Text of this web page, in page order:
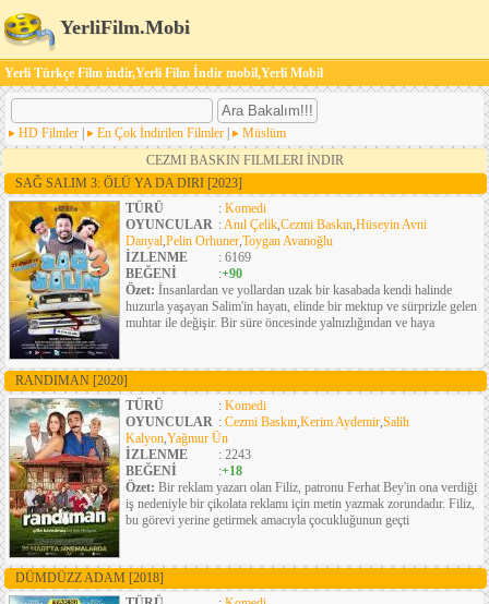
YerliFilm.Mobi
Yerli Türkçe Film indir,Yerli Film İndir mobil,Yerli Mobil
HD Filmler En Çok İndirilen Filmler
Müslüm
CEZMI BASKIN FILMLERI İNDIR
SAĞ SALIM 3: ÖLÜ YA DA DIRI [2023]
TÜRÜ
: Komedi
OYUNCULAR :Anıl Çelik,Cezmi Baskın,Hüseyin Avni
Danyal,Pelin Orhuner,Toygan Avanoğlu
İZLENME
: 6169
BEĞENİ
:+90
Özet: İnsanlardan ve yollardan uzak bir kasabada kendi halinde
huzurla yaşayan Salim'in hayatı, elinde bir mektup ve sürprizle gelen
muhtar ile değişir. Bir süre öncesinde yalnızlığından ve haya
RANDIMAN [2020]
TÜRÜ
: Komedi
OYUNCULAR : Cezmi Baskın,Kerim Aydemir,Salih
Kalyon,Yağmur Ün
İZLENME
: 2243
BEĞENİ
:+18
Özet: Bir reklam yazarı olan Filiz, patronu Ferhat Bey'in ona verdiği
iş nedeniyle bir çikolata reklamı için metin yazmak zorundadır. Filiz,
bu görevi yerine getirmek amacıyla çocukluğunun geçti
DÜMDÜZZ ADAM [2018]